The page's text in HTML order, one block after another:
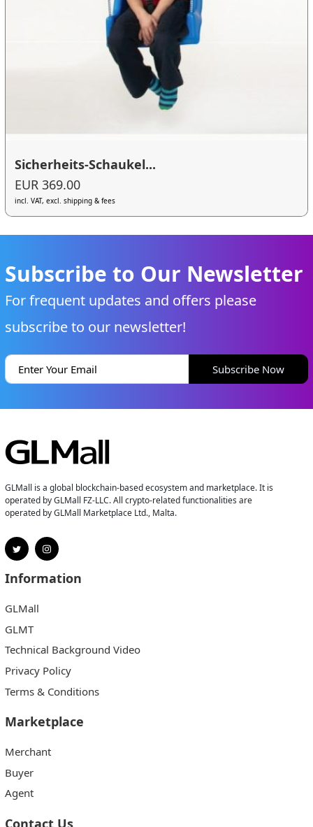
Sicherheits-Schaukel...
EUR 369.00
incl. VAT, excl. shipping & fees
Subscribe to Our Newsletter
For frequent updates and offers please
subscribe to our newsletter!
Subscribe Now
GLMall is a global blockchain-based ecosystem and marketplace. It is
operated by GLMall FZ-LLC. All crypto-related functionalities are
operated by GLMall Marketplace Ltd., Malta.
Information
GLMall
GLMT
Technical Background Video
Privacy Policy
Terms & Conditions
Marketplace
Merchant
Buyer
Agent
Contact Us